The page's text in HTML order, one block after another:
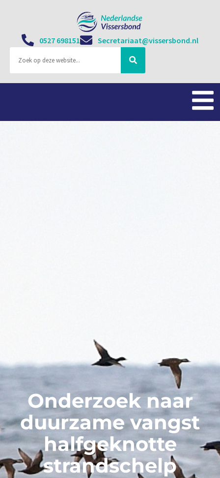
0527 698151 Secretariaat@vissersbond.nl
Onderzoek naar
duurzame vangst
halfgeknotte
strandschelp